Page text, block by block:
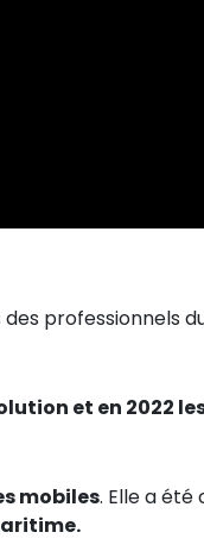
des professionnels
et en 2022
mobiles. Elle a été